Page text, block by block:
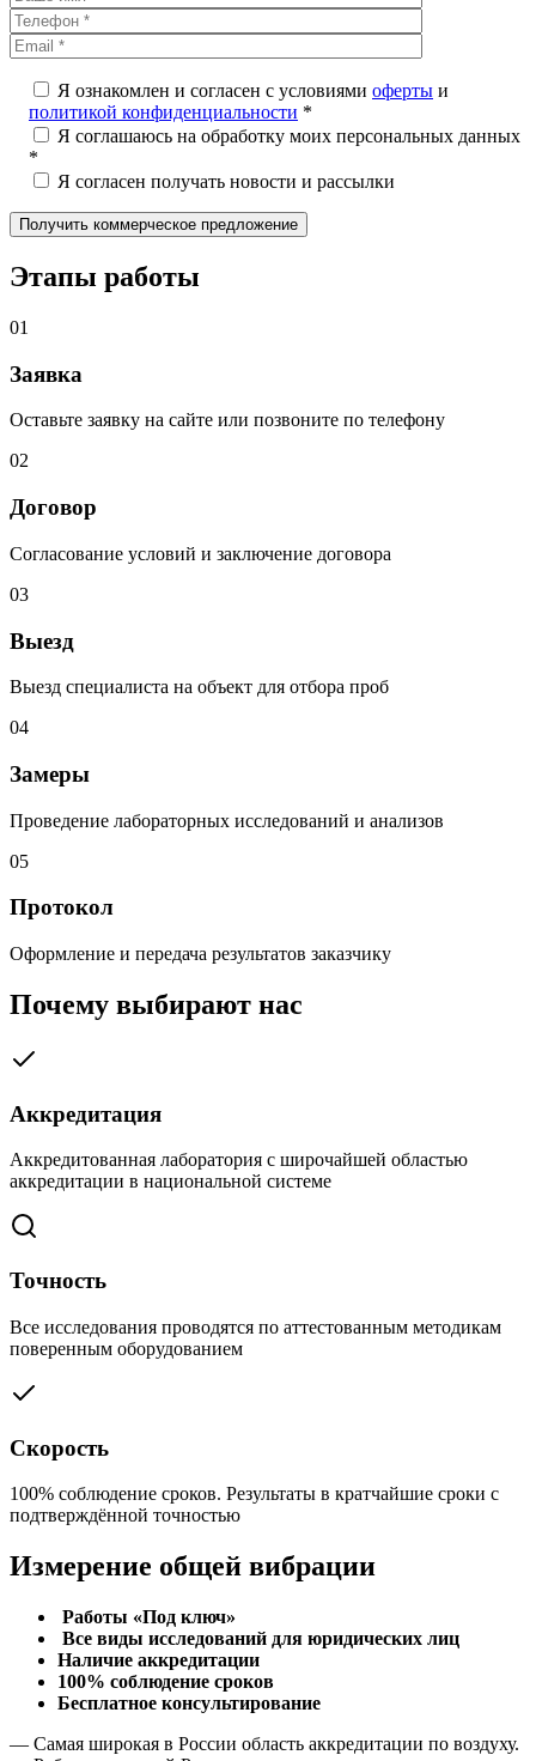
Я ознакомлен и согласен с условиями оферты и
политикой конфиденциальности *
Я соглашаюсь на обработку моих персональных данных
*
Я согласен получать новости и рассылки
Этапы работы
01
Заявка
Оставьте заявку на сайте или позвоните по телефону
02
Договор
Согласование условий и заключение договора
03
Выезд
Выезд специалиста на объект для отбора проб
04
Замеры
Проведение лабораторных исследований и анализов
05
Протокол
Оформление и передача результатов заказчику
Почему выбирают нас
Аккредитация
Аккредитованная лаборатория с широчайшей областью
аккредитации в национальной системе
Точность
Все исследования проводятся по аттестованным методикам
поверенным оборудованием
Скорость
100% соблюдение сроков. Результаты в кратчайшие сроки с
подтверждённой точностью
Измерение общей вибрации
Работы «Под ключ»
Все виды исследований для юридических лиц
Наличие аккредитации
100% соблюдение сроков
Бесплатное консультирование
— Самая широкая в России область аккредитации по воздуху.